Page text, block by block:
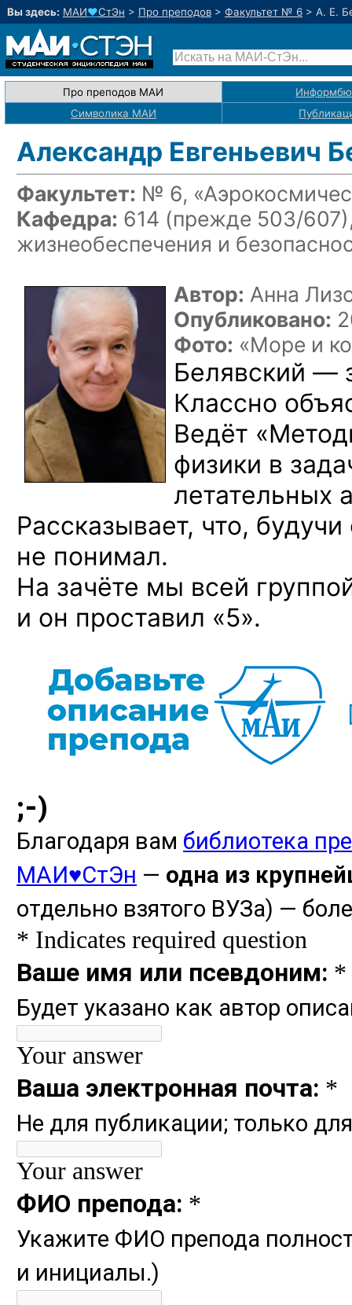
Вы здесь: МАИ♥СтЭн > Про преподов > Факультет № 6 > А. Е.
Про преподов МАИ
Символика МАИ
Александр Евгеньевич
Факультет: № 6,
Кафедра: 614 (прежде 503/
жизнеобеспечения и
Автор: Анна
Опубликовано:
Фото: «Море и
Белявский —
Классно
Ведёт
физики в
летательных
Рассказывает, что,
не понимал.
На зачёте мы всей
и он проставил «5».